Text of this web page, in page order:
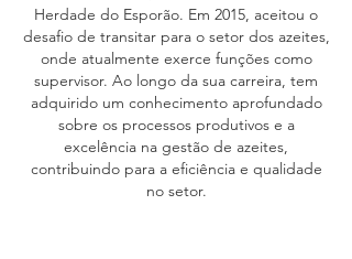
Herdade do Esporão. Em 2015, aceitou o
desafio de transitar para o setor dos azeites,
onde atualmente exerce funções como
supervisor. Ao longo da sua carreira, tem
adquirido um conhecimento aprofundado
sobre os processos produtivos e a
excelência na gestão de azeites,
contribuindo para a eficiência e qualidade
no setor.